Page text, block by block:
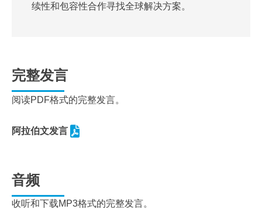
续性和包容性合作寻找全球解决方案。
完整发言
阅读PDF格式的完整发言。
阿拉伯文发言
音频
收听和下载MP3格式的完整发言。